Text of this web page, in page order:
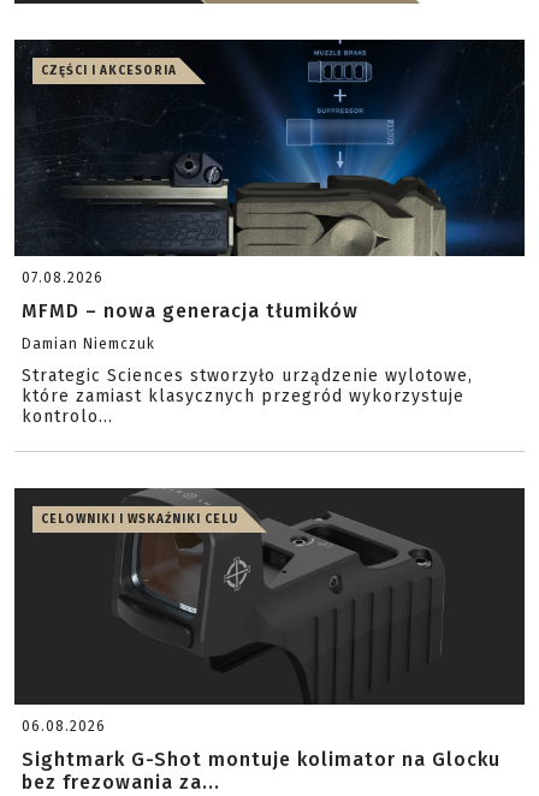
CZĘŚCI I AKCESORIA
07.08.2026
MFMD – nowa generacja tłumików
Damian Niemczuk
Strategic Sciences stworzyło urządzenie wylotowe,
które zamiast klasycznych przegród wykorzystuje
kontrolo...
CELOWNIKI I WSKAŹNIKI CELU
06.08.2026
Sightmark G-Shot montuje kolimator na Glocku
bez frezowania za...